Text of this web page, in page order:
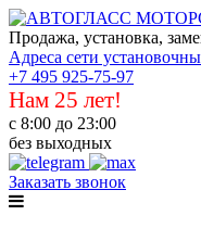
Продажа, установка,
Адреса сети
+7 495 925-75-97
Нам 25 лет!
с 8:00 до 23:00
без выходных
Заказать звонок